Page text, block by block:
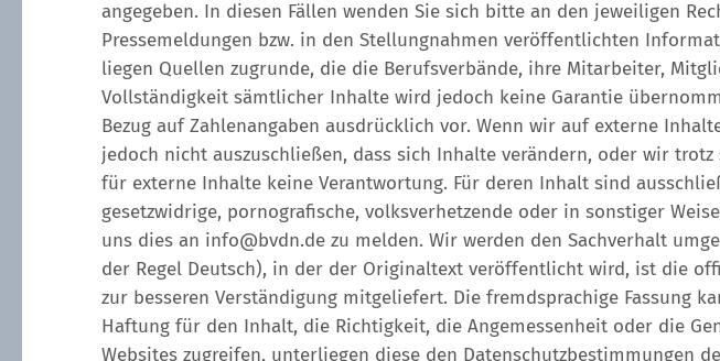
angegeben. In diesen Fällen wenden Sie sich bitte an den jeweiligen
Pressemeldungen bzw. in den Stellungnahmen veröffentlichten
liegen Quellen zugrunde, die die Berufsverbände, ihre Mitarbeiter,
Vollständigkeit sämtlicher Inhalte wird jedoch keine Garantie
Bezug auf Zahlenangaben ausdrücklich vor. Wenn wir auf externe
jedoch nicht auszuschließen, dass sich Inhalte verändern, oder wir
für externe Inhalte keine Verantwortung. Für deren Inhalt sind
gesetzwidrige, pornografische, volksverhetzende oder in sonstiger
uns dies an info@bvdn.de zu melden. Wir werden den Sachverhalt
der Regel Deutsch), in der der Originaltext veröffentlicht wird, ist die
zur besseren Verständigung mitgeliefert. Die fremdsprachige Fassung
Haftung für den Inhalt, die Richtigkeit, die Angemessenheit oder die
Websites zugreifen, unterliegen diese den Datenschutzbestimmungen